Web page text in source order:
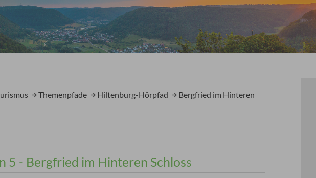
Themenpfade Hiltenburg-Hörpfad
Bergfried im Hinteren
5 - Bergfried im Hinteren Schloss